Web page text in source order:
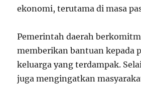
ekonomi, terutama di masa
Pemerintah daerah
memberikan bantuan kepada
keluarga yang terdampak.
juga mengingatkan